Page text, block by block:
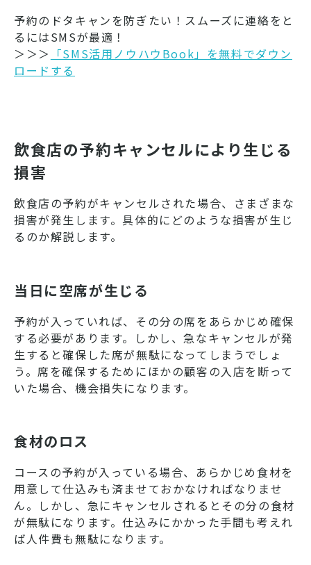
予約のドタキャンを防ぎたい！スムーズに連絡をと
るにはSMSが最適！
＞＞＞ 「SMS活用ノウハウBook」を無料でダウン
ロードする
飲食店の予約キャンセルにより生じる
損害
飲食店の予約がキャンセルされた場合、さまざまな
損害が発生します。具体的にどのような損害が生じ
るのか解説します。
当日に空席が生じる
予約が入っていれば、その分の席をあらかじめ確保
する必要があります。しかし、急なキャンセルが発
生すると確保した席が無駄になってしまうでしょ
う。席を確保するためにほかの顧客の入店を断って
いた場合、機会損失になります。
食材のロス
コースの予約が入っている場合、あらかじめ食材を
用意して仕込みも済ませておかなければなりませ
ん。しかし、急にキャンセルされるとその分の食材
が無駄になります。仕込みにかかった手間も考えれ
ば人件費も無駄になります。